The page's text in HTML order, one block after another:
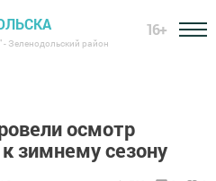
- Зеленодольский район
16+
осмотр
зимнему сезону